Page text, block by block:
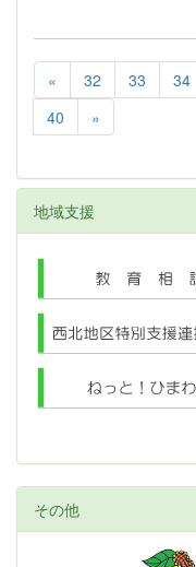
« 32 33 34
40
»
地域支援
その他